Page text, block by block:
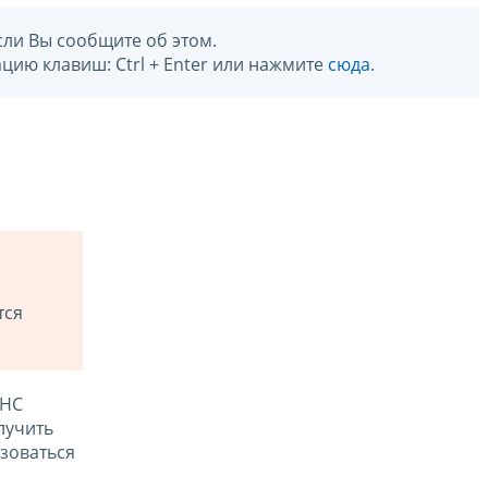
Вы сообщите об этом.
клавиш: Ctrl + Enter или нажмите сюда.